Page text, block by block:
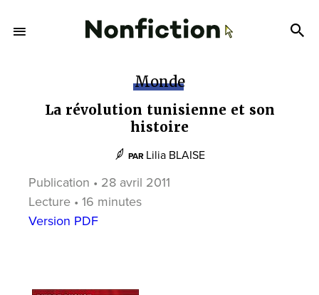
Monde
La révolution tunisienne et son
histoire
PAR Lilia BLAISE
Publication • 28 avril 2011
Lecture • 16 minutes
Version PDF